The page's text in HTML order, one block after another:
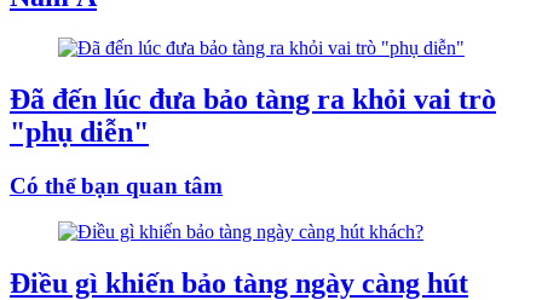
Đã đến lúc đưa bảo tàng ra khỏi vai trò
"phụ diễn"
Có thể bạn quan tâm
Điều gì khiến bảo tàng ngày càng hút